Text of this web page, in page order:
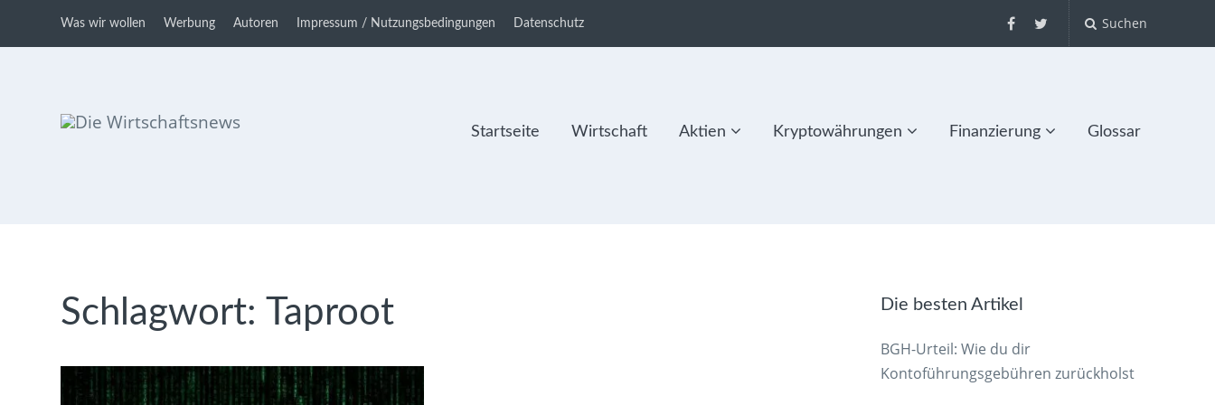
Was wir wollen Werbung Autoren Impressum / Nutzungsbedingungen Datenschutz Suchen
Startseite Wirtschaft Aktien Kryptowährungen Finanzierung Glossar
Schlagwort: Taproot Die besten Artikel
BGH-Urteil: Wie du dir
Kontoführungsgebühren zurückholst